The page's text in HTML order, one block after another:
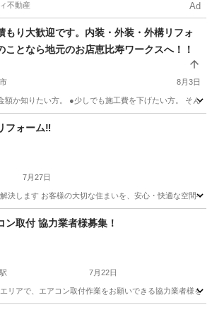
不動産 Ad
もり大歓迎です。内装・外装・外構リフォ
ことなら地元のお店恵比寿ワークスへ！！
8月3日
額か知りたい方。 ●少しでも施工費を下げたい方。 そん
リフォーム
フォーム‼️
7月27日
決します お客様の大切な住まいを、安心・快適な空間
紀和駅 その他
ン取付 協力業者様募集！
7月22日
リアで、エアコン取付作業をお願いできる協力業者様を